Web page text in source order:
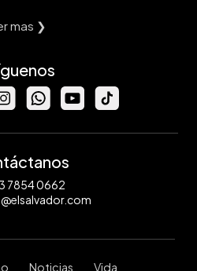
mas ❯
7854 0662
Noticias Vida